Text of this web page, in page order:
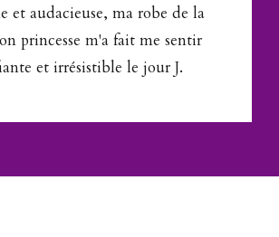
et audacieuse, ma robe de la
princesse m'a fait me sentir
et irrésistible le jour J.